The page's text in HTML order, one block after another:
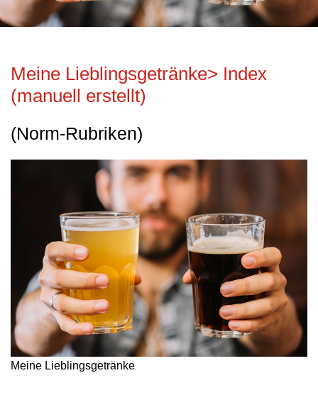
Meine Lieblingsgetränke> Index
(manuell erstellt)
(Norm-Rubriken)
Meine Lieblingsgetränke